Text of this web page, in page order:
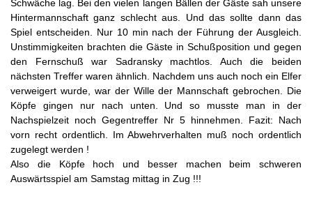
Schwäche lag. Bei den vielen langen Bällen der Gäste sah unsere
Hintermannschaft ganz schlecht aus. Und das sollte dann das
Spiel entscheiden. Nur 10 min nach der Führung der Ausgleich.
Unstimmigkeiten brachten die Gäste in Schußposition und gegen
den Fernschuß war Sadransky machtlos. Auch die beiden
nächsten Treffer waren ähnlich. Nachdem uns auch noch ein Elfer
verweigert wurde, war der Wille der Mannschaft gebrochen. Die
Köpfe gingen nur nach unten. Und so musste man in der
Nachspielzeit noch Gegentreffer Nr 5 hinnehmen. Fazit: Nach
vorn recht ordentlich. Im Abwehrverhalten muß noch ordentlich
zugelegt werden !
Also die Köpfe hoch und besser machen beim schweren
Auswärtsspiel am Samstag mittag in Zug !!!